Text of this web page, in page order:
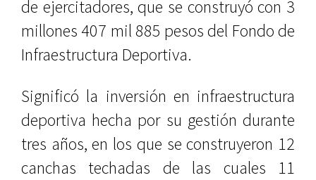
de ejercitadores, que se construyó con 3
millones 407 mil 885 pesos del Fondo de
Infraestructura Deportiva.
Significó la inversión en infraestructura
deportiva hecha por su gestión durante
tres años, en los que se construyeron 12
canchas techadas de las cuales 11